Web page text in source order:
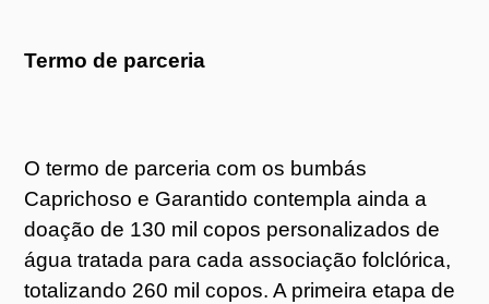
Termo de parceria
O termo de parceria com os bumbás
Caprichoso e Garantido contempla ainda a
doação de 130 mil copos personalizados de
água tratada para cada associação folclórica,
totalizando 260 mil copos. A primeira etapa de